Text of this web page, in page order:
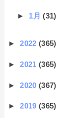
► 1月(31)
►2022(365)
►2021(365)
►2020(367)
►2019(365)